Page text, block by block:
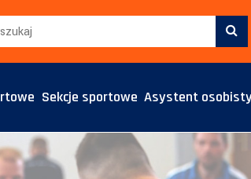
Sekcje sportowe Asystent